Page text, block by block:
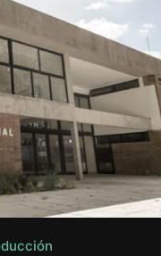
LA PRODUCCIÓN EN LA